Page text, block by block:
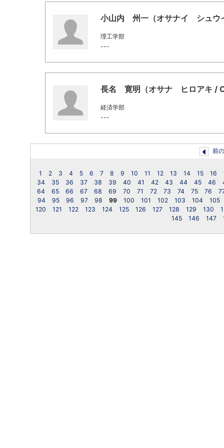
小山内 州一（オサナイ シュウ
理工学部
---
長名 寛明（オサナ ヒロアキ /
経済学部
---
前
1 2 3 4 5 6 7 8 9 10 11 12 13 14 15 16
34
35 36 37 38 39 40 41 42 43 44 45 46
64
65 66 67 68 69 70 71 72 73 74 75 76
94
95 96 97 98 99 100 101 102 103 104
105
120
121 122 123 124 125 126 127 128 129 130
145
146 147